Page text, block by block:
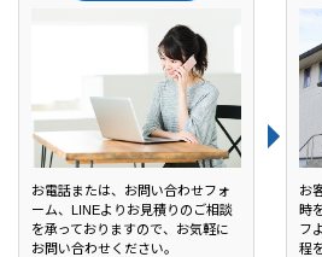
お電話または、お問い合わせフォ
ーム、LINEよりお見積りのご相談
を承っておりますので、お気軽に
お問い合わせください。
お
時
フ
程